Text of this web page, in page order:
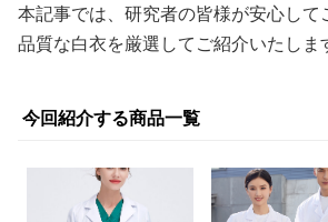
本記事では、研究者の皆様が安心して
品質な白衣を厳選してご紹介いたしま
今回紹介する商品一覧